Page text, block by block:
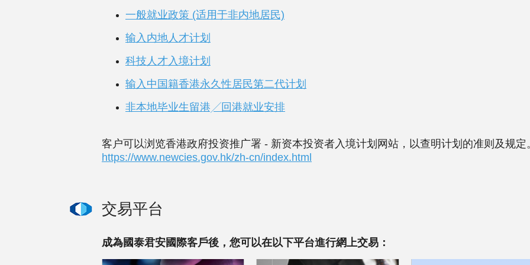
一般就业政策 (适用于非内地居民)
输入内地人才计划
科技人才入境计划
输入中国籍香港永久性居民第二代计划
非本地毕业生留港╱回港就业安排
客户可以浏览香港政府投资推广署 - 新资本投资者入境计划网站，以查明计划的准则及规定
https://www.newcies.gov.hk/zh-cn/index.html
交易平台
成為國泰君安國際客戶後，您可以在以下平台進行網上交易：